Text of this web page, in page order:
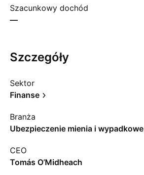
Szacunkowy dochód
—
Szczegóły
Sektor
Finanse
Branża
Ubezpieczenie mienia i wypadkowe
CEO
Tomás O’Midheach